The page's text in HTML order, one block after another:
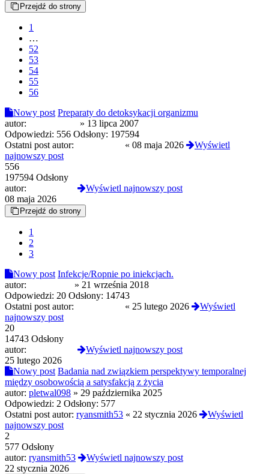
Przejdź do strony
1
…
52
53
54
55
56
Nowy post Preparaty do detoksykacji organizmu
autor:
» 13 lipca 2007
Odpowiedzi: 556 Odsłony: 197594
Ostatni post autor:
« 08 maja 2026
Wyświetl
najnowszy post
556
197594 Odsłony
autor:
Wyświetl najnowszy post
08 maja 2026
Przejdź do strony
1
2
3
Nowy post Infekcje/Ropnie po iniekcjach.
autor:
» 21 września 2018
Odpowiedzi: 20 Odsłony: 14743
Ostatni post autor:
« 25 lutego 2026
Wyświetl
najnowszy post
20
14743 Odsłony
autor:
Wyświetl najnowszy post
25 lutego 2026
Nowy post Badania nad związkiem perspektywy temporalnej
między osobowością a satysfakcją z życia
autor: pletwal098 » 29 października 2025
Odpowiedzi: 2 Odsłony: 577
Ostatni post autor: ryansmith53 « 22 stycznia 2026
Wyświetl
najnowszy post
2
577 Odsłony
autor: ryansmith53
Wyświetl najnowszy post
22 stycznia 2026